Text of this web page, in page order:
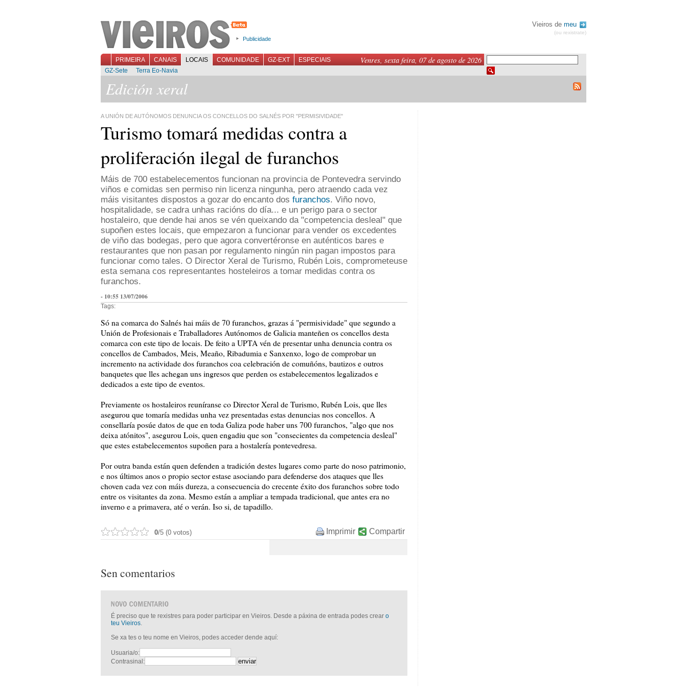
Publicidade
Vieiros de meu
(ou rexistrate)
Venres, sexta feira, 07 de agosto de 2026
PRIMEIRA CANAIS LOCAIS COMUNIDADE GZ-EXT
ESPECIAIS
GZ-Sete
Terra Eo-Navia
Edición xeral
A UNIÓN DE AUTÓNOMOS DENUNCIA OS CONCELLOS DO SALNÉS POR "PERMISIVIDADE"
Turismo tomará medidas contra a
proliferación ilegal de furanchos
Máis de 700 estabelecementos funcionan na provincia de Pontevedra servindo
viños e comidas sen permiso nin licenza ningunha, pero atraendo cada vez
máis visitantes dispostos a gozar do encanto dos furanchos. Viño novo,
hospitalidade, se cadra unhas racións do día... e un perigo para o sector
hostaleiro, que dende hai anos se vén queixando da "competencia desleal" que
supoñen estes locais, que empezaron a funcionar para vender os excedentes
de viño das bodegas, pero que agora convertéronse en auténticos bares e
restaurantes que non pasan por regulamento ningún nin pagan impostos para
funcionar como tales. O Director Xeral de Turismo, Rubén Lois, comprometeuse
esta semana cos representantes hosteleiros a tomar medidas contra os
furanchos.
- 10:55 13/07/2006
Tags:
Só na comarca do Salnés hai máis de 70 furanchos, grazas á "permisividade" que segundo a
Unión de Profesionais e Traballadores Autónomos de Galicia manteñen os concellos desta
comarca con este tipo de locais. De feito a UPTA vén de presentar unha denuncia contra os
concellos de Cambados, Meis, Meaño, Ribadumia e Sanxenxo, logo de comprobar un
incremento na actividade dos furanchos coa celebración de comuñóns, bautizos e outros
banquetes que lles achegan uns ingresos que perden os estabelecementos legalizados e
dedicados a este tipo de eventos.
Previamente os hostaleiros reuníranse co Director Xeral de Turismo, Rubén Lois, que lles
asegurou que tomaría medidas unha vez presentadas estas denuncias nos concellos. A
consellaría posúe datos de que en toda Galiza pode haber uns 700 furanchos, "algo que nos
deixa atónitos", asegurou Lois, quen engadiu que son "consecientes da competencia desleal"
que estes estabelecementos supoñen para a hostalería pontevedresa.
Por outra banda están quen defenden a tradición destes lugares como parte do noso patrimonio,
e nos últimos anos o propio sector estase asociando para defenderse dos ataques que lles
choven cada vez con máis dureza, a consecuencia do crecente éxito dos furanchos sobre todo
entre os visitantes da zona. Mesmo están a ampliar a tempada tradicional, que antes era no
inverno e a primavera, até o verán. Iso si, de tapadillo.
0/5 (0 votos) Compartir
Imprimir
Sen comentarios
É preciso que te rexistres para poder participar en Vieiros. Desde a páxina de entrada podes crear o
teu Vieiros.
Se xa tes o teu nome en Vieiros, podes acceder dende aquí:
Usuaria/o:
Contrasinal: